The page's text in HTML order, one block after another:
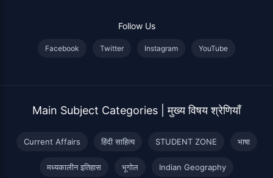
Follow Us
Facebook Twitter Instagram YouTube
Main Subject Categories | मुख्य विषय श्रेणियाँ
Current Affairs हिंदी साहित्य STUDENT ZONE भाषा
मध्यकालीन इतिहास भूगोल Indian Geography